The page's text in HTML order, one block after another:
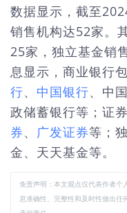
数据显示，截至
销售机构达52家。
25家，独立基金销
息显示，商业银行
行、 中国银行、中国
政储蓄银行等；证
券、 广发证券等；
金、天天基金等。
免责声明：本文观点仅代表作者个
息准确性、完整性和及时性做出任